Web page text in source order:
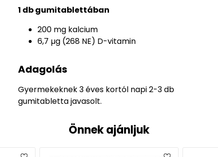
1 db gumitablettában
200 mg kalcium
6,7 µg (268 NE) D-vitamin
Adagolás
Gyermekeknek 3 éves kortól napi 2-3 db
gumitabletta javasolt.
Önnek ajánljuk